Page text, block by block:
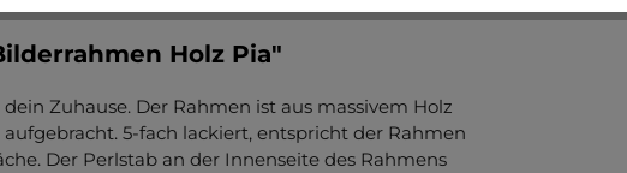
Holz Pia"
Zuhause. Der Rahmen ist aus massivem Holz
5-fach lackiert, entspricht der Rahmen
Der Perlstab an der Innenseite des Rahmens